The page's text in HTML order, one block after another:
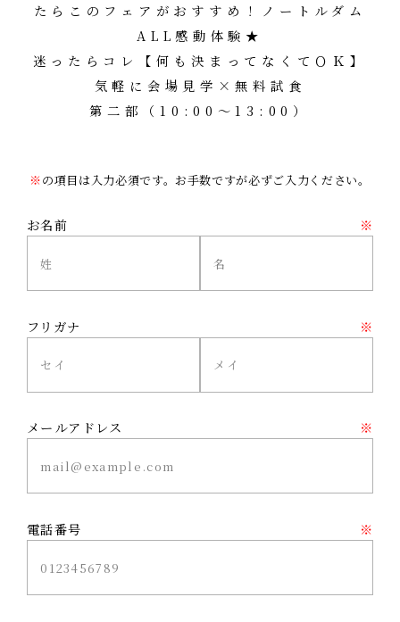
たらこのフェアがおすすめ！ノートルダム
ALL感動体験★
迷ったらコレ【何も決まってなくてＯＫ】
気軽に会場見学×無料試食
第二部（10:00～13:00）
※の項目は入力必須です。お手数ですが必ずご入力ください。
お名前 ※
フリガナ ※
メールアドレス ※
電話番号 ※